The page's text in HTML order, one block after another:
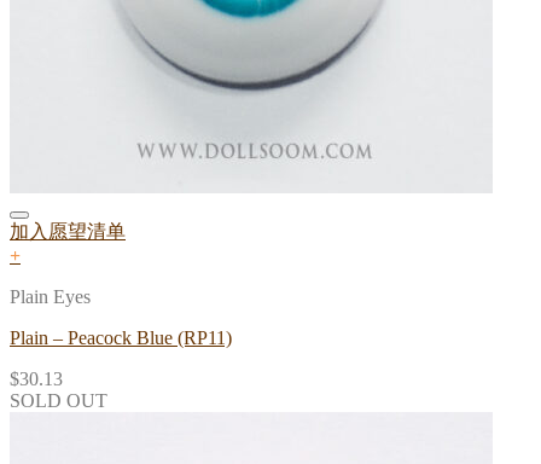
加入愿望清单
+
Plain Eyes
Plain – Peacock Blue (RP11)
$30.13
SOLD OUT